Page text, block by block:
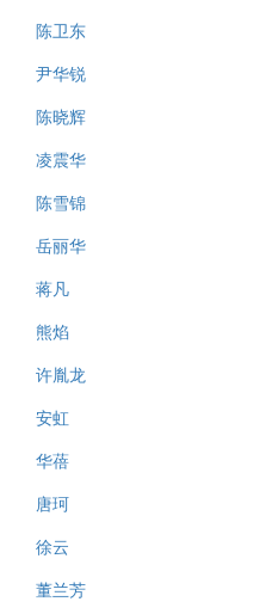
陈卫东
尹华锐
陈晓辉
凌震华
陈雪锦
岳丽华
蒋凡
熊焰
许胤龙
安虹
华蓓
唐珂
徐云
董兰芳